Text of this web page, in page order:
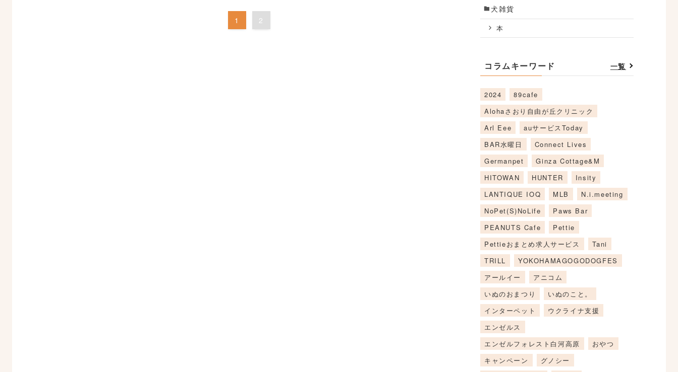
1 2
犬雑貨
本
コラムキーワード 一覧
2024
89cafe
Alohaさおり自由が丘クリニック
Arl Eee
auサービスToday
BAR水曜日
Connect Lives
Germanpet
Ginza Cottage&M
HITOWAN
HUNTER
Insity
LANTIQUE IOQ
MLB
N.i.meeting
NoPet(S)NoLife
Paws Bar
PEANUTS Cafe
Pettie
Pettieおまとめ求人サービス
Tani
TRILL
YOKOHAMAGOGODOGFES
アールイー
アニコム
いぬのおまつり
いぬのこと。
インターペット
ウクライナ支援
エンゼルス
エンゼルフォレスト白河高原
おやつ
キャンペーン
グノシー